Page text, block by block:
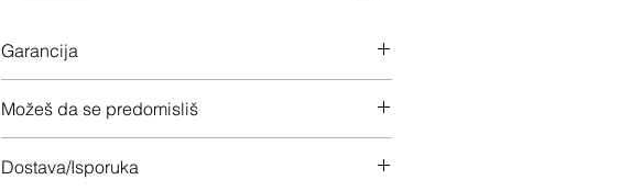
Garancija
Možeš da se predomisliš
Dostava/Isporuka